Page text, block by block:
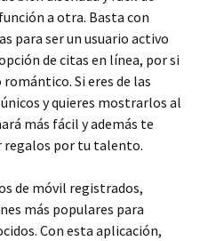
a otra. Basta con
para ser un usuario activo
de citas en línea, por si
Si eres de las
y quieres mostrarlos al
más fácil y además te
regalos por tu talento.
de móvil registrados,
más populares para
Con esta aplicación,